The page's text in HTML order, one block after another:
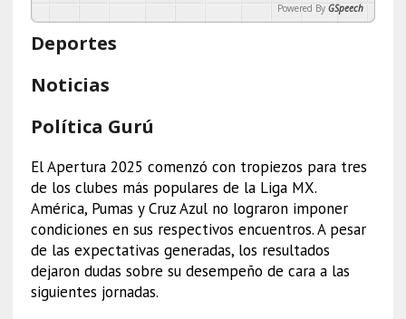
Powered By GSpeech
Deportes
Noticias
Política Gurú
El Apertura 2025 comenzó con tropiezos para tres
de los clubes más populares de la Liga MX.
América, Pumas y Cruz Azul no lograron imponer
condiciones en sus respectivos encuentros. A pesar
de las expectativas generadas, los resultados
dejaron dudas sobre su desempeño de cara a las
siguientes jornadas.